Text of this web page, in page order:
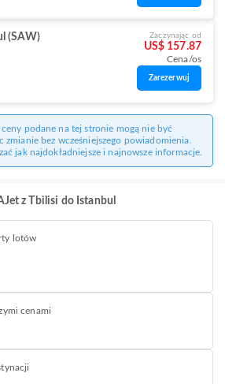
(SAW) Zaczynając od
US$ 157.87
Cena/os
Zarezerwuj
ceny podane na tej stronie mogą nie być
zmianie bez wcześniejszego powiadomienia.
jak najdokładniejsze i najnowsze informacje.
z Tbilisi do Istanbul
lotów
cenami